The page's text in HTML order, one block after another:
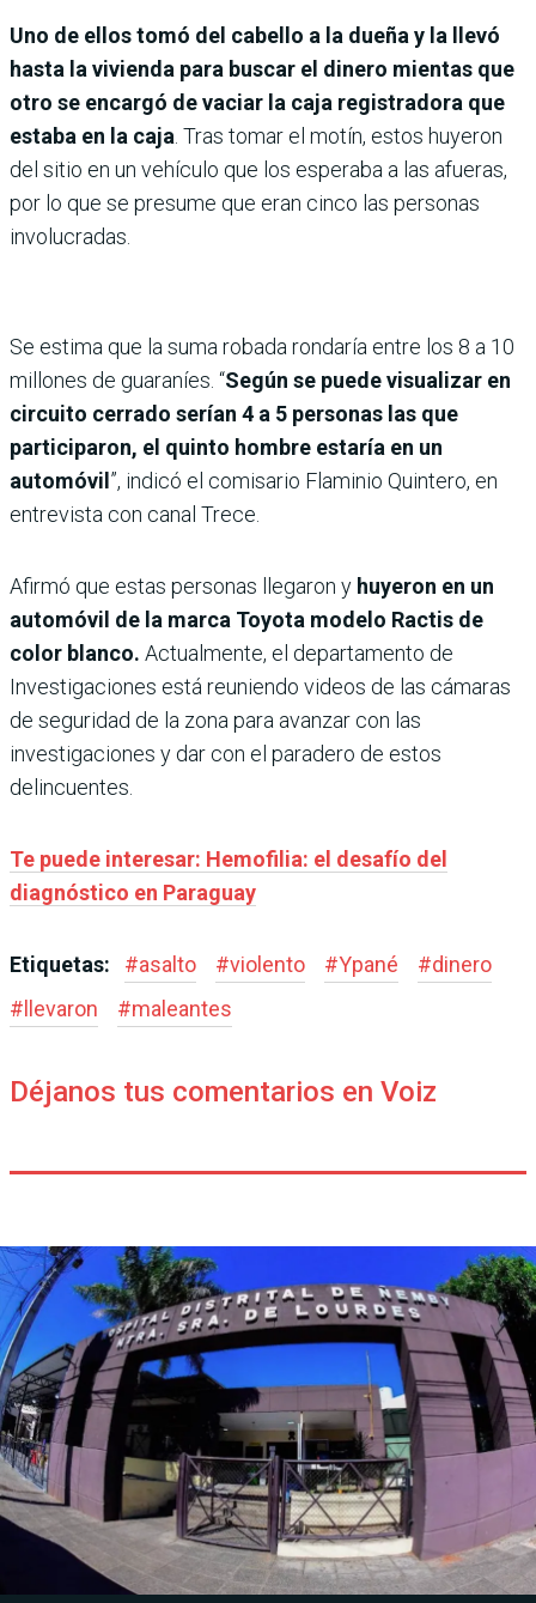
Uno de ellos tomó del cabello a la dueña y la llevó
hasta la vivienda para buscar el dinero mientas que
otro se encargó de vaciar la caja registradora que
estaba en la caja . Tras tomar el motín, estos huyeron
del sitio en un vehículo que los esperaba a las afueras,
por lo que se presume que eran cinco las personas
involucradas.
Se estima que la suma robada rondaría entre los 8 a 10
millones de guaraníes. “Según se puede visualizar en
circuito cerrado serían 4 a 5 personas las que
participaron, el quinto hombre estaría en un
automóvil”, indicó el comisario Flaminio Quintero, en
entrevista con canal Trece.
Afirmó que estas personas llegaron y huyeron en un
automóvil de la marca Toyota modelo Ractis de
color blanco. Actualmente, el departamento de
Investigaciones está reuniendo videos de las cámaras
de seguridad de la zona para avanzar con las
investigaciones y dar con el paradero de estos
delincuentes.
Te puede interesar: Hemofilia: el desafío del
diagnóstico en Paraguay
Etiquetas: #asalto #violento #Ypané #dinero
#llevaron #maleantes
Déjanos tus comentarios en Voiz